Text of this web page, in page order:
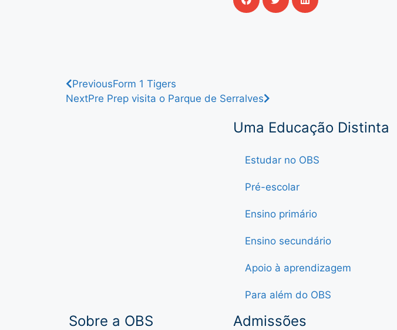
PreviousForm 1 Tigers
NextPre Prep visita o Parque de Serralves
Uma Educação Distinta
Estudar no OBS
Pré-escolar
Ensino primário
Ensino secundário
Apoio à aprendizagem
Para além do OBS
Sobre a OBS Admissões